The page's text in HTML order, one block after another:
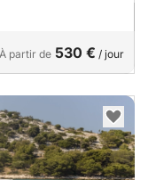
À partir de 530 € / jour